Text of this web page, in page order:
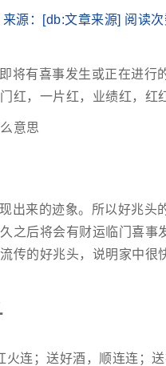
源：[db:文章来源] 阅读次
将有喜事发生或正在进行
红，一片红，业绩红，红
出来的迹象。所以好兆头
之后将会有财运临门喜事
传的好兆头，说明家中很
连；送好酒，顺连连；